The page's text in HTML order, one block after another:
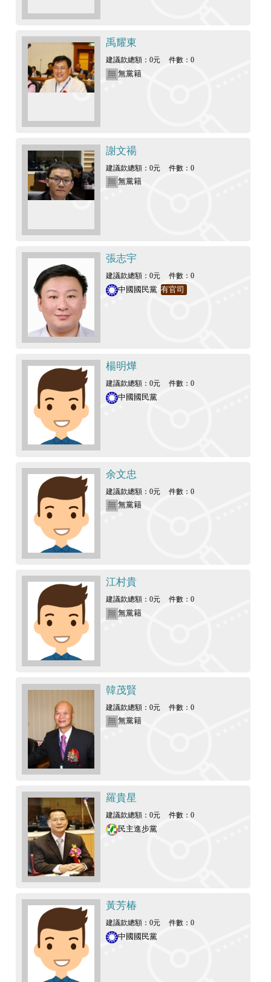
禹耀東
建議款總額：0元 件數：0
無黨籍
謝文禓
建議款總額：0元 件數：0
無黨籍
張志宇
建議款總額：0元 件數：0
中國國民黨 有官司
楊明燁
建議款總額：0元 件數：0
中國國民黨
余文忠
建議款總額：0元 件數：0
無黨籍
江村貴
建議款總額：0元 件數：0
無黨籍
韓茂賢
建議款總額：0元 件數：0
無黨籍
羅貴星
建議款總額：0元 件數：0
民主進步黨
黃芳椿
建議款總額：0元 件數：0
中國國民黨